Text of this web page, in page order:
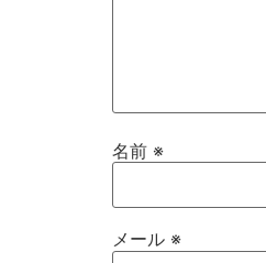
名前 ※
メール ※